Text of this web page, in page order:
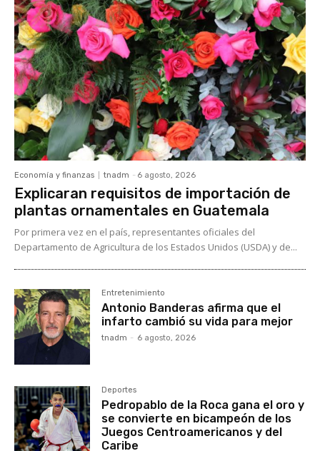
Economía y finanzas tnadm - 6 agosto, 2026
Explicaran requisitos de importación de
plantas ornamentales en Guatemala
Por primera vez en el país, representantes oficiales del
Departamento de Agricultura de los Estados Unidos (USDA) y de...
Entretenimiento
Antonio Banderas afirma que el
infarto cambió su vida para mejor
tnadm - 6 agosto, 2026
Deportes
Pedropablo de la Roca gana el oro y
se convierte en bicampeón de los
Juegos Centroamericanos y del
Caribe